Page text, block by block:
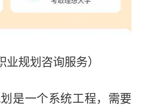
业规划咨询服务）
是一个系统工程，需要